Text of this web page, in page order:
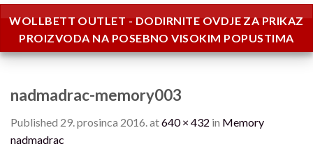
WOLLBETT OUTLET - DODIRNITE OVDJE ZA PRIKAZ
PROIZVODA NA POSEBNO VISOKIM POPUSTIMA
nadmadrac-memory003
Published 29. prosinca 2016. at640 × 432 in Memory
nadmadrac